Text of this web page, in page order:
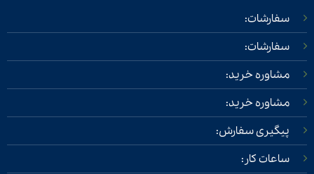
سفارشات:
سفارشات:
مشاوره خرید:
مشاوره خرید:
پیگیری سفارش:
ساعات کار: